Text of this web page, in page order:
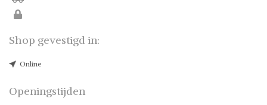
Shop gevestigd in:
Online
Openingstijden